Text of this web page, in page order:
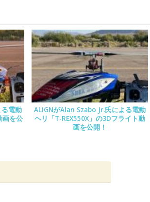
電動
画を公
ALIGNがAlan Szabo Jr.氏による電動
ヘリ「T-REX550X」の3Dフライト動
画を公開！